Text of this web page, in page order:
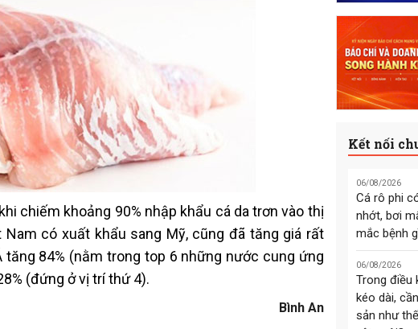
chiếm khoảng 90% nhập khẩu cá da trơn vào thị
có xuất khẩu sang Mỹ, cũng đã tăng giá rất
84% (nằm trong top 6 những nước cung ứng
(đứng ở vị trí thứ 4).
Bình An
Kết nối
06/08/2026
Cá rô phi
nhớt, bơi
mắc bệnh
06/08/2026
Trong điều
kéo dài,
sản như